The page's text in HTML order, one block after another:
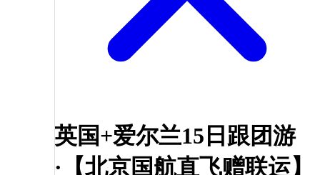
英国+爱尔兰15日跟团游
·【北京国航直飞赠联运】